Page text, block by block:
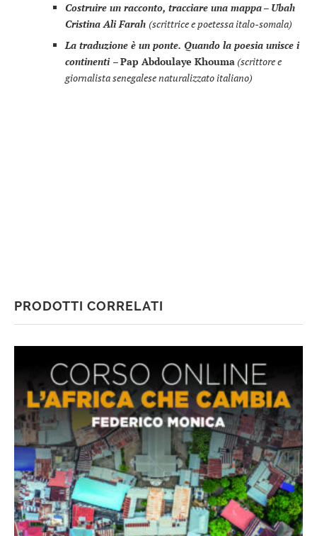
Costruire un racconto, tracciare una mappa– Ubah
Cristina Ali Farah (scrittrice e poetessa italo-somala)
La traduzione è un ponte. Quando la poesia unisce i
continenti –Pap Abdoulaye Khouma(scrittore e
giornalista senegalese naturalizzato italiano)
PRODOTTI CORRELATI